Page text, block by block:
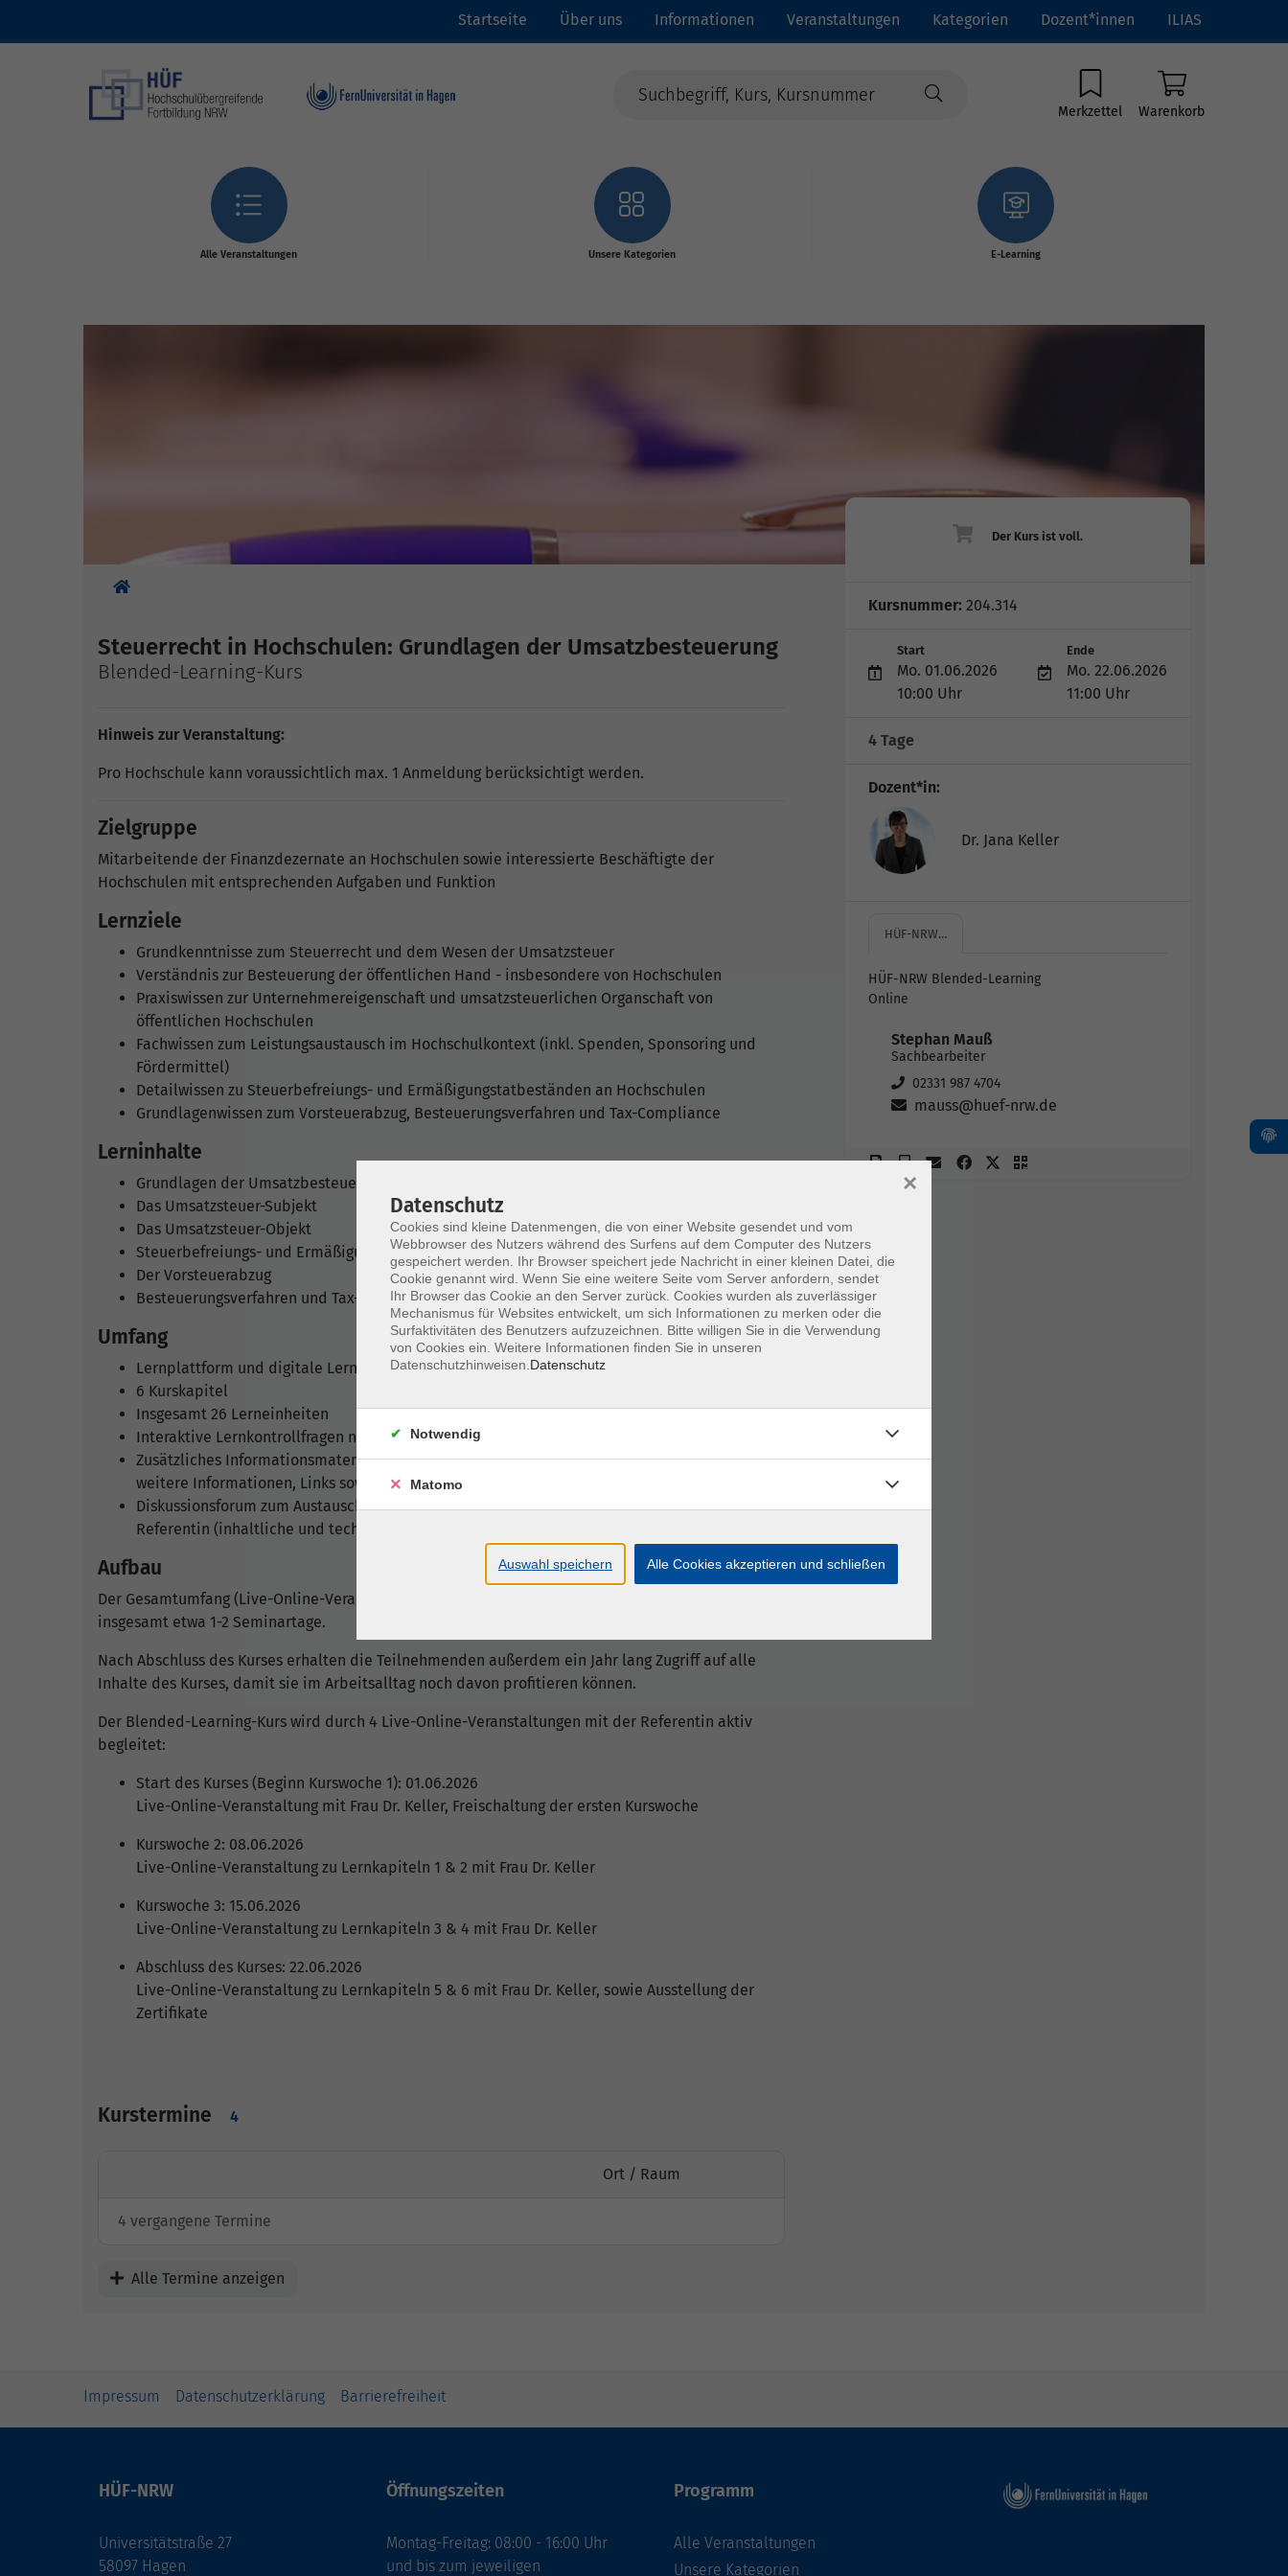
Startseite Über uns Informationen Veranstaltungen Kategorien Dozent*innen ILIAS
Merkzettel Warenkorb
Alle Veranstaltungen Unsere Kategorien E-Learning
Steuerrecht in Hochschulen: Grundlagen der Umsatzbesteuerung
Blended-Learning-Kurs
Hinweis zur Veranstaltung:
Pro Hochschule kann voraussichtlich max. 1 Anmeldung berücksichtigt werden.
Zielgruppe
Mitarbeitende der Finanzdezernate an Hochschulen sowie interessierte Beschäftigte der
Hochschulen mit entsprechenden Aufgaben und Funktion
Lernziele
Grundkenntnisse zum Steuerrecht und dem Wesen der Umsatzsteuer
Verständnis zur Besteuerung der öffentlichen Hand - insbesondere von Hochschulen
Praxiswissen zur Unternehmereigenschaft und umsatzsteuerlichen Organschaft von
öffentlichen Hochschulen
Fachwissen zum Leistungsaustausch im Hochschulkontext (inkl. Spenden, Sponsoring und
Fördermittel)
Detailwissen zu Steuerbefreiungs- und Ermäßigungstatbeständen an Hochschulen
Grundlagenwissen zum Vorsteuerabzug, Besteuerungsverfahren und Tax-Compliance
Lerninhalte
Grundlagen der Umsatzbesteuerung
Das Umsatzsteuer-Subjekt
Das Umsatzsteuer-Objekt
Steuerbefreiungs- und Ermäßigungstatbestände
Der Vorsteuerabzug
Besteuerungsverfahren und Tax-Compliance
Umfang
Lernplattform und digitale Lernumgebung
6 Kurskapitel
Insgesamt 26 Lerneinheiten
Interaktive Lernkontrollfragen nach jeder Lerneinheit
Zusätzliches Informationsmaterial (die Teilnehmenden erhalten zu den einzelnen Videos
weitere Informationen, Links sowie die in den Videos verwendeten Präsentationsunterlagen)
Diskussionsforum zum Austausch zwischen den Teilnehmenden sowie zum Austausch mit der
Referentin (inhaltliche und technische Fragen)
Aufbau
Der Gesamtumfang (Live-Online-Veranstaltungen + Onlinekurs im Selbstlernformat) beträgt
insgesamt etwa 1-2 Seminartage.
Nach Abschluss des Kurses erhalten die Teilnehmenden außerdem ein Jahr lang Zugriff auf alle
Inhalte des Kurses, damit sie im Arbeitsalltag noch davon profitieren können.
Der Blended-Learning-Kurs wird durch 4 Live-Online-Veranstaltungen mit der Referentin aktiv
begleitet:
Start des Kurses (Beginn Kurswoche 1): 01.06.2026
Live-Online-Veranstaltung mit Frau Dr. Keller, Freischaltung der ersten Kurswoche
Kurswoche 2: 08.06.2026
Live-Online-Veranstaltung zu Lernkapiteln 1 & 2 mit Frau Dr. Keller
Kurswoche 3: 15.06.2026
Live-Online-Veranstaltung zu Lernkapiteln 3 & 4 mit Frau Dr. Keller
Abschluss des Kurses: 22.06.2026
Live-Online-Veranstaltung zu Lernkapiteln 5 & 6 mit Frau Dr. Keller, sowie Ausstellung der
Zertifikate
Kurstermine 4
Ort / Raum
4 vergangene Termine
Alle Termine anzeigen
Kursnummer: 204.314
Start
Mo. 01.06.2026
10:00 Uhr
Ende
Mo. 22.06.2026
11:00 Uhr
4 Tage
Dozent*in:
Dr. Jana Keller
HÜF-NRW…
HÜF-NRW Blended-Learning
Online
Stephan Mauß
Sachbearbeiter
02331 987 4704
mauss@huef-nrw.de
Impressum Datenschutzerklärung Barrierefreiheit
HÜF-NRW
Universitätstraße 27
58097 Hagen
Öffnungszeiten
Montag-Freitag: 08:00 - 16:00 Uhr
und bis zum jeweiligen
Programm
Alle Veranstaltungen
Unsere Kategorien
Datenschutz
Cookies sind kleine Datenmengen, die von einer Website gesendet und vom
Webbrowser des Nutzers während des Surfens auf dem Computer des Nutzers
gespeichert werden. Ihr Browser speichert jede Nachricht in einer kleinen Datei, die
Cookie genannt wird. Wenn Sie eine weitere Seite vom Server anfordern, sendet
Ihr Browser das Cookie an den Server zurück. Cookies wurden als zuverlässiger
Mechanismus für Websites entwickelt, um sich Informationen zu merken oder die
Surfaktivitäten des Benutzers aufzuzeichnen. Bitte willigen Sie in die Verwendung
von Cookies ein. Weitere Informationen finden Sie in unseren
Datenschutzhinweisen. Datenschutz
×
Notwendig
Matomo
Auswahl speichern Alle Cookies akzeptieren und schließen